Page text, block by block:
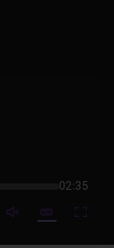
02:35
mute video
Subtitles